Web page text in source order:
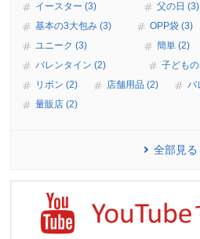
イースター (3)
父の日 (3)
基本の3大包み (3)
OPP袋 (3)
ユニーク (3)
簡単 (2)
バレンタイン (2)
子ども
リボン (2)
店舗用品 (2)
バ
量販店 (2)
全部見る